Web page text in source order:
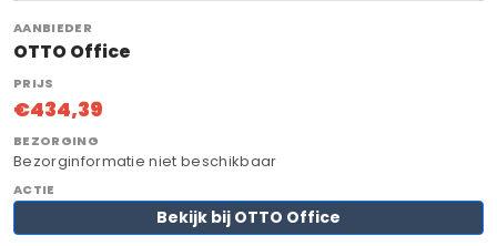
OTTO Office
€434,39
Bezorginformatie niet beschikbaar
Bekijk bij OTTO Office